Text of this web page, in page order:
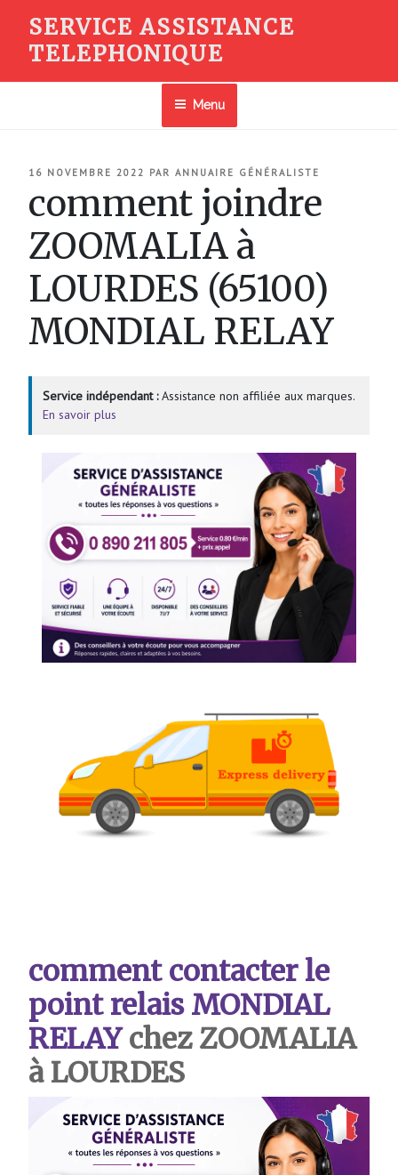
contenu
SERVICE ASSISTANCE
TELEPHONIQUE
Menu
PUBLIÉ
16 NOVEMBRE 2022 PAR ANNUAIRE GÉNÉRALISTE
comment joindre
ZOOMALIA à
LOURDES (65100)
MONDIAL RELAY
Service indépendant :Assistance non affiliée aux marques.
En savoir plus
comment contacter le
point relais MONDIAL
RELAYchez ZOOMALIA
à LOURDES